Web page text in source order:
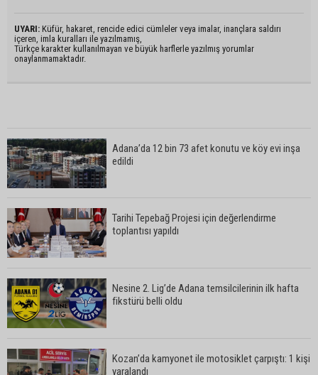
UYARI: Küfür, hakaret, rencide edici cümleler veya imalar, inançlara saldırı
içeren, imla kuralları ile yazılmamış,
Türkçe karakter kullanılmayan ve büyük harflerle yazılmış yorumlar
onaylanmamaktadır.
Adana’da 12 bin 73 afet konutu ve köy evi inşa
edildi
Tarihi Tepebağ Projesi için değerlendirme
toplantısı yapıldı
Nesine 2. Lig’de Adana temsilcilerinin ilk hafta
fikstürü belli oldu
Kozan’da kamyonet ile motosiklet çarpıştı: 1 kişi
yaralandı